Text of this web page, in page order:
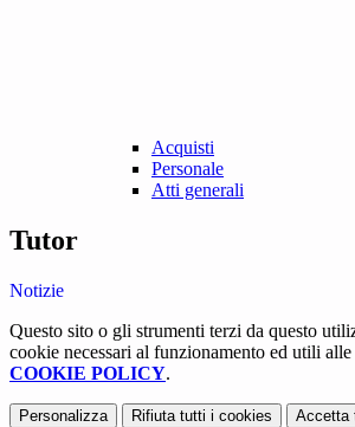
Acquisti
Personale
Atti generali
Tutor
Notizie
Questo sito o gli strumenti terzi da questo
cookie necessari al funzionamento ed utili
COOKIE POLICY.
Personalizza Rifiuta tutti i cookies Accetta